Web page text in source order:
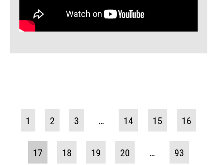
1 2 3 … 14 15 16
17 18 19 20 … 93